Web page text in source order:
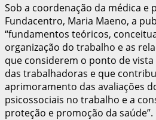
Sob a coordenação da médica e
Fundacentro, Maria Maeno, a
“fundamentos teóricos,
organização do trabalho e as
que considerem o ponto de
das trabalhadoras e que
aprimoramento das avaliações
psicossociais no trabalho e a
proteção e promoção da saúde”.